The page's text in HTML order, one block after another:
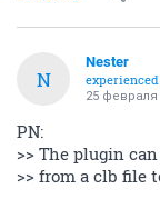
N
Nestеr
experienced
25 февраля
PN:
>> The plugin
>> from a clb file